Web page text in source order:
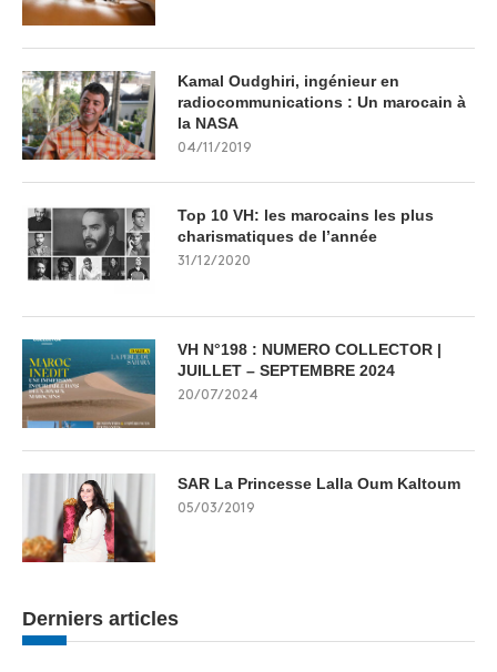
Kamal Oudghiri, ingénieur en
radiocommunications : Un marocain à
la NASA
04/11/2019
Top 10 VH: les marocains les plus
charismatiques de l’année
31/12/2020
VH N°198 : NUMERO COLLECTOR |
JUILLET – SEPTEMBRE 2024
20/07/2024
SAR La Princesse Lalla Oum Kaltoum
05/03/2019
Derniers articles